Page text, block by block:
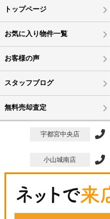
トップページ
お気に入り物件一覧
お客様の声
スタッフブログ
無料売却査定
宇都宮中央店
小山城南店